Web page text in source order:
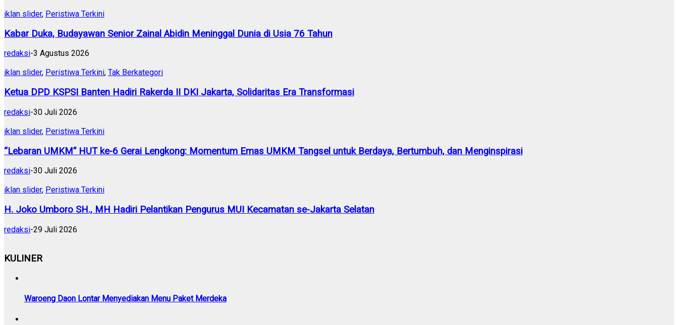
iklan slider, Peristiwa Terkini
Kabar Duka, Budayawan Senior Zainal Abidin Meninggal Dunia di Usia 76 Tahun
redaksi-3 Agustus 2026
iklan slider, Peristiwa Terkini, Tak Berkategori
Ketua DPD KSPSI Banten Hadiri Rakerda II DKI Jakarta, Solidaritas Era Transformasi
redaksi-30 Juli 2026
iklan slider, Peristiwa Terkini
“Lebaran UMKM” HUT ke-6 Gerai Lengkong: Momentum Emas UMKM Tangsel untuk Berdaya, Bertumbuh, dan Menginspirasi
redaksi-30 Juli 2026
iklan slider, Peristiwa Terkini
H. Joko Umboro SH., MH Hadiri Pelantikan Pengurus MUI Kecamatan se-Jakarta Selatan
redaksi-29 Juli 2026
KULINER
Waroeng Daon Lontar Menyediakan Menu Paket Merdeka